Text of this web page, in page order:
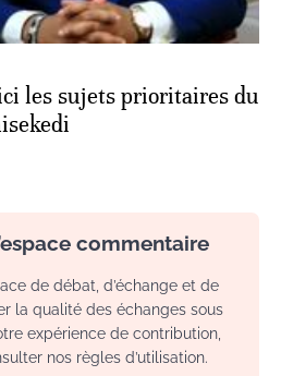
les sujets prioritaires du
commentaire
de débat, d’échange et de
la qualité des échanges sous
expérience de contribution,
nos règles d’utilisation.